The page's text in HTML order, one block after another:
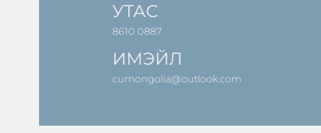
УТАС
8610 0887
ИМЭЙЛ
cumongolia@outlook.com